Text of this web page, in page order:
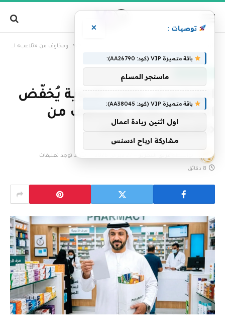
التوسّع في وكلاء الأدوية يُخفّض
الأسعار 20%.. ومخاوف من
«تلاعب» الشركات
لا توجد تعليقات
8 دقائق
توصيات : ×
باقة متميزة VIP (كود: AA26790):
ماسنجر المسلم
باقة متميزة VIP (كود: AA38045):
اول اثنين ريادة اعمال
مشاركة ارباح ادسنس